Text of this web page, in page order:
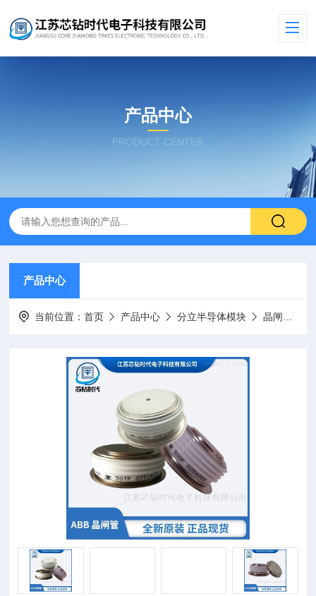
产品中心
PRODUCT CENTER
产品中心
当前位置：首页 产品中心 分立半导体模块 晶闸管模块